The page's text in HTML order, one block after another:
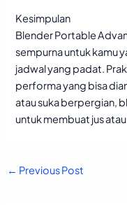
Kesimpulan
Blender Portable
sempurna untuk kamu
jadwal yang padat.
performa yang bisa
atau suka berpergian,
untuk membuat jus
← Previous Post